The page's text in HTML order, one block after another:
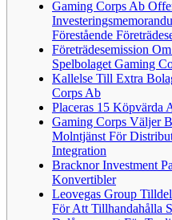
Gaming Corps Ab
Förestående
Företrädesemission
Spelbolaget Gaming
Kallelse Till Extra
Corps Ab
Placeras 15 Köpvärda
Gaming Corps Väljer
Molntjänst För
Integration
Bracknor Investment
Konvertibler
Leovegas Group
För Att Tillhandahålla